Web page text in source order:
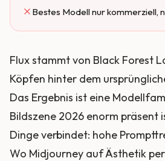
Bestes Modell nur kommerziell,
Flux stammt von Black Forest
Köpfen hinter dem
Das Ergebnis ist eine
Bildszene 2026 enorm präsent
Dinge verbindet: hohe
Wo Midjourney auf Ästhetik